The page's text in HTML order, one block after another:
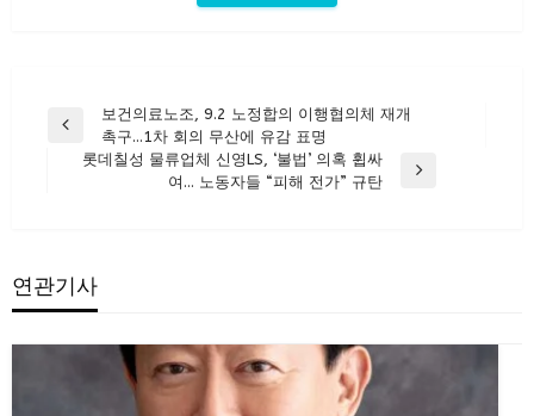
글
Previous
보건의료노조, 9.2 노정합의 이행협의체 재개
촉구…1차 회의 무산에 유감 표명
롯데칠성 물류업체 신영LS, ‘불법’ 의혹 휩싸
여… 노동자들 “피해 전가” 규탄
연관기사